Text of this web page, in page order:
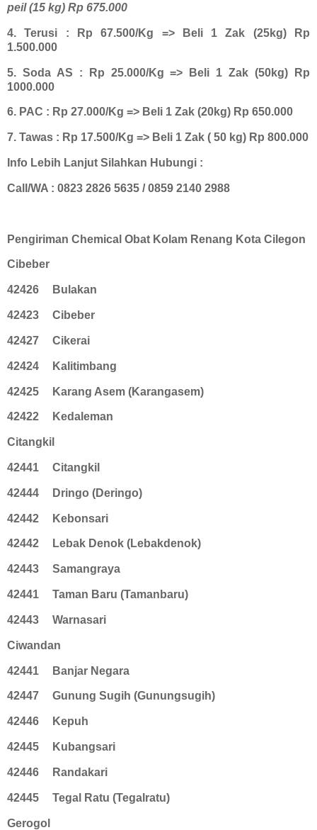
peil (15 kg) Rp 675.000
4. Terusi : Rp 67.500/Kg => Beli 1 Zak (25kg) Rp
1.500.000
5. Soda AS : Rp 25.000/Kg => Beli 1 Zak (50kg) Rp
1000.000
6. PAC : Rp 27.000/Kg => Beli 1 Zak (20kg) Rp 650.000
7. Tawas : Rp 17.500/Kg => Beli 1 Zak ( 50 kg) Rp 800.000
Info Lebih Lanjut Silahkan Hubungi :
Call/WA : 0823 2826 5635 / 0859 2140 2988
Pengiriman Chemical Obat Kolam Renang Kota Cilegon
Cibeber
42426 Bulakan
42423 Cibeber
42427 Cikerai
42424 Kalitimbang
42425 Karang Asem (Karangasem)
42422 Kedaleman
Citangkil
42441 Citangkil
42444 Dringo (Deringo)
42442 Kebonsari
42442 Lebak Denok (Lebakdenok)
42443 Samangraya
42441 Taman Baru (Tamanbaru)
42443 Warnasari
Ciwandan
42441 Banjar Negara
42447 Gunung Sugih (Gunungsugih)
42446 Kepuh
42445 Kubangsari
42446 Randakari
42445 Tegal Ratu (Tegalratu)
Gerogol